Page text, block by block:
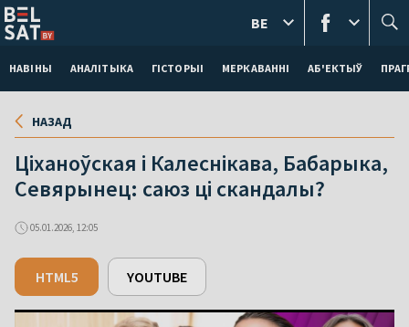
НАВІНЫ АНАЛІТЫКА ГІСТОРЫІ МЕРКАВАННI АБ'ЕКТЫЎ
BE
НАЗАД
Ціханоўская і Калеснікава, Бабарыка,
Севярынец: саюз ці скандалы?
05.01.2026, 12:05
HTML5 YOUTUBE